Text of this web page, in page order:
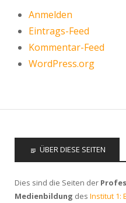
Anmelden
Eintrags-Feed
Kommentar-Feed
WordPress.org
ÜBER DIESE SEITEN
Dies sind die Seiten der
Medienbildung des Institut 1: